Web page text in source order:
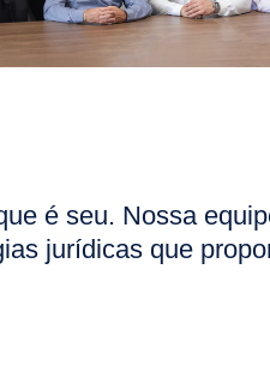
é seu. Nossa
jurídicas que